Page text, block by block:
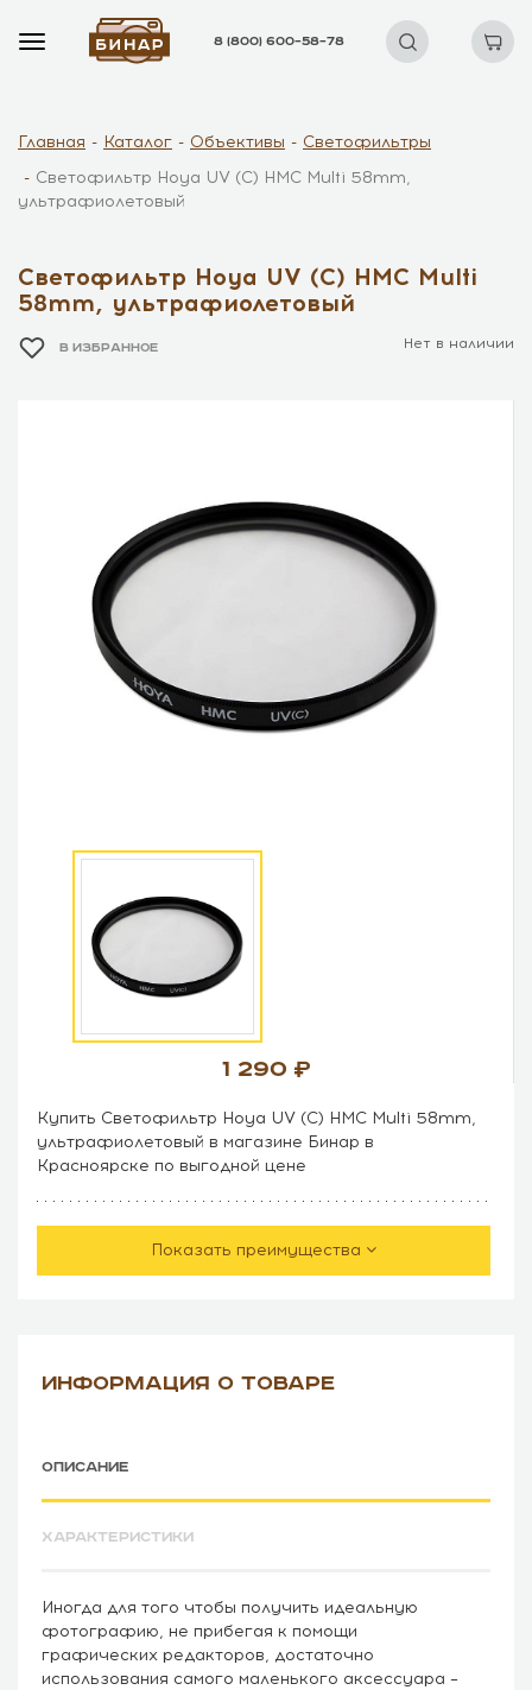
8 (800) 600–58–78
Главная Каталог Объективы
Светофильтры
Светофильтр Hoya UV (C) HMC Multi 58mm,
ультрафиолетовый
Светофильтр Hoya UV (C) HMC Multi
58mm, ультрафиолетовый
В ИЗБРАННОЕ Нет в наличии
1 290
Купить Светофильтр Hoya UV (C) HMC Multi 58mm,
ультрафиолетовый в магазине Бинар в
Красноярске по выгодной цене
Показать преимущества
ИНФОРМАЦИЯ О ТОВАРЕ
ОПИСАНИЕ
ХАРАКТЕРИСТИКИ
Иногда для того чтобы получить идеальную
фотографию, не прибегая к помощи
графических редакторов, достаточно
использования самого маленького аксессуара –